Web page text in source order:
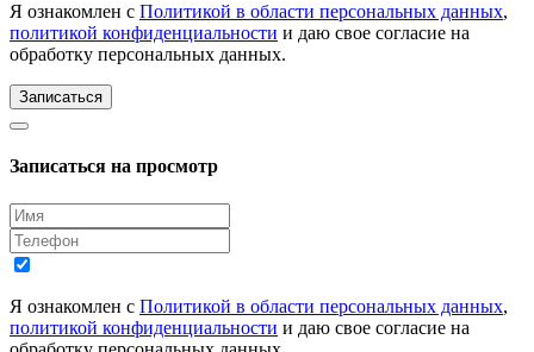
Я ознакомлен с Политикой в области персональных данных,
политикой конфиденциальности и даю свое согласие на
обработку персональных данных.
Записаться
Записаться на просмотр
Я ознакомлен с Политикой в области персональных данных,
политикой конфиденциальности и даю свое согласие на